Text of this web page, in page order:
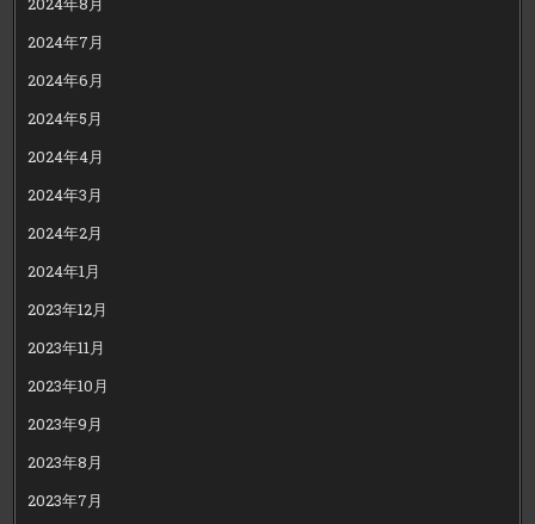
2024年7月
2024年6月
2024年5月
2024年4月
2024年3月
2024年2月
2024年1月
2023年12月
2023年11月
2023年10月
2023年9月
2023年8月
2023年7月